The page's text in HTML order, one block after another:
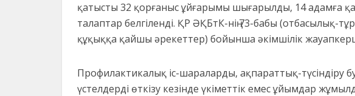
қатысты 32 қорғаныс ұйғарымы шығарылды, 14 адамға
талаптар белгіленді. ҚР ӘҚБтК-нің 73-бабы (отбасылық-
құқыққа қайшы әрекеттер) бойынша әкімшілік
Профилактикалық іс-шараларды, ақпараттық-түсіндіру
үстелдерді өткізу кезінде үкіметтік емес ұйымдар